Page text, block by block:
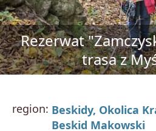
Rezerwat
trasa z
region: Beskidy, Okolica
Beskid Makowski